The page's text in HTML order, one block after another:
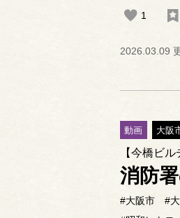
1
2026.03.09
動画 大阪
【今橋ビル
消防
#大阪市 #